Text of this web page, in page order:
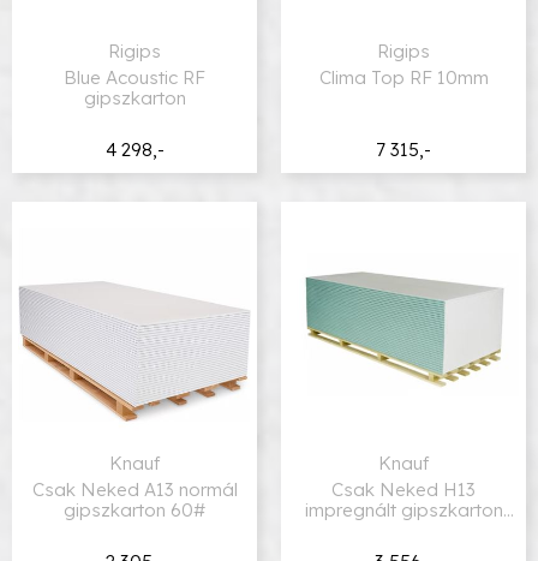
4 298,-
Rigips
Blue Acoustic RF
gipszkarton
7 315,-
Rigips
Clima Top RF 10mm
Knauf
Csak Neked A13 normál
gipszkarton 60#
Knauf
Csak Neked H13
impregnált gipszkarton